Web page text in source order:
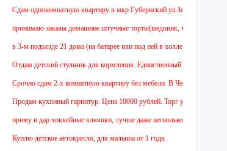
Cдам однокомнатную квартиру в мкр.Губернский ул.Земская. Ремонт от
принимаю заказы домашние штучные торты(медовик, муравейник,
в 3-м подъезде 21 дома (на батарее или под ней в холле) тоскует и
Отдам детский стульчик для кормления. Единственный минус - нет
Срочно сдам 2-х комнатную квартиру без мебели. В Чехове буду после
Продам кухонный гарнитур. Цена 10000 рублей. Торг уместен.
приму в дар хоккейные клюшки, лучше даже несколько:)
Куплю детское автокресло, для малыша от 1 года.